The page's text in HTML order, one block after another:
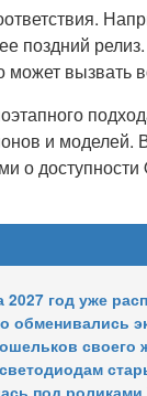
поздний
вызвать
и моделей.
о
уже
обменивались
своего же